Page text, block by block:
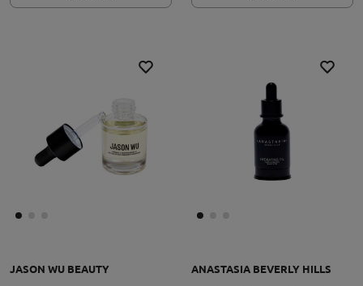
JASON WU BEAUTY ANASTASIA BEVERLY HILLS